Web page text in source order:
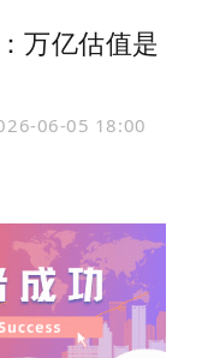
万亿估值是
06-05 18:00